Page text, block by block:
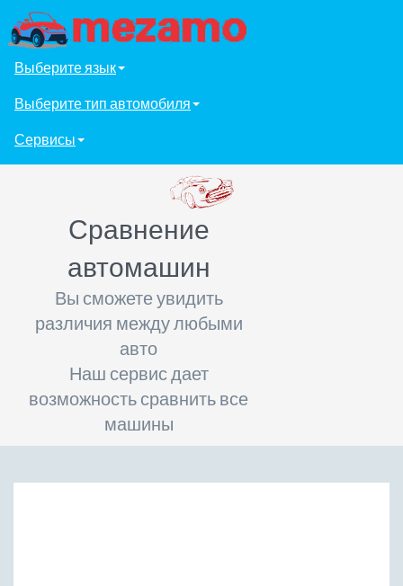
Выберите язык
Выберите тип автомобиля
Сервисы
Сравнение
автомашин
Вы сможете увидить
различия между любыми
авто
Наш сервис дает
возможность сравнить все
машины